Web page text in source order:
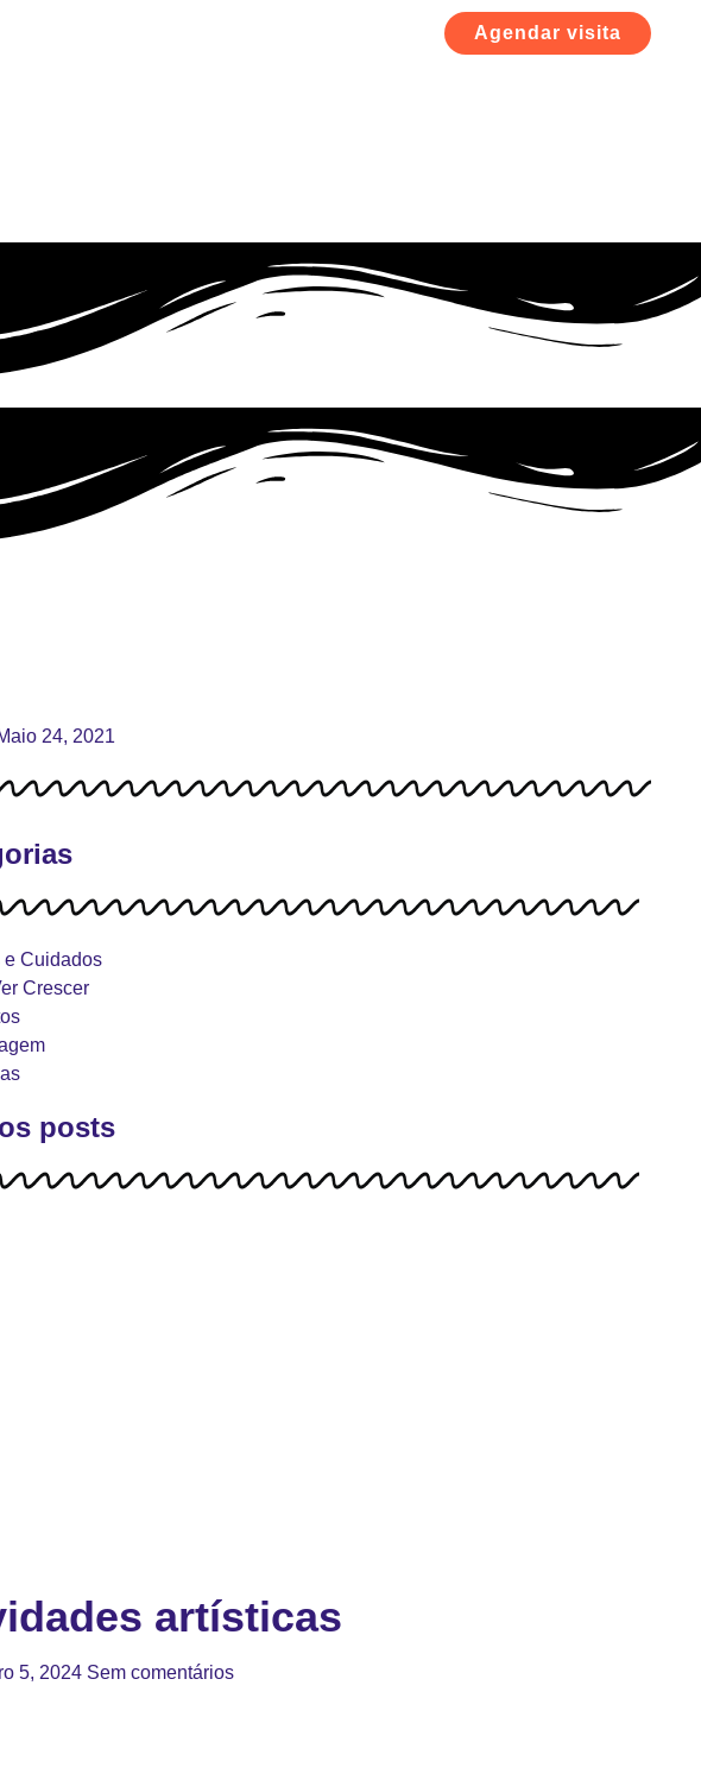
Agendar visita
24, 2021
e Cuidados
Crescer
posts
artísticas
5, 2024 Sem comentários